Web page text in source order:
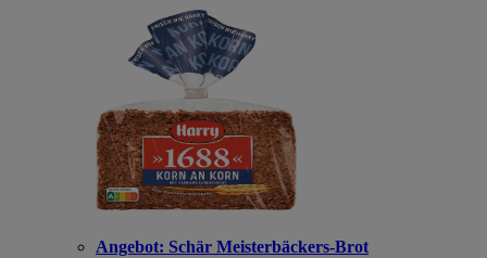
Angebot: Schär Meisterbäckers-Brot